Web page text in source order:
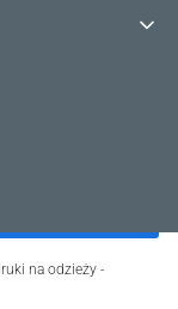
na odzieży -